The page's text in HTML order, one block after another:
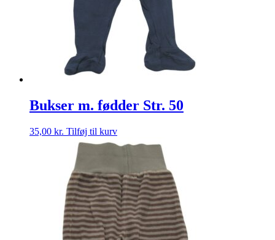
Bukser m. fødder Str. 50
35,00 kr. Tilføj til kurv